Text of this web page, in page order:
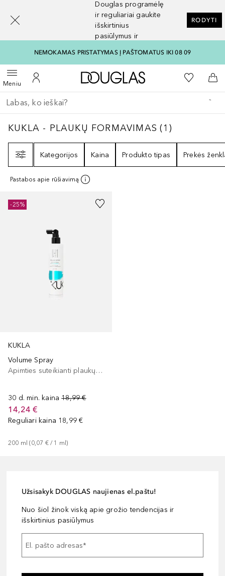
Douglas programėlę
ir reguliariai gaukite
išskirtinius
pasiūlymus ir
RODYTI
NEMOKAMAS PRISTATYMAS Į PAŠTOMATUS IKI 08 09
MeniuAtidaryti meniuĮ mano paskyrą
Į Douglas pagrindinį
Į mano
Į
Grįžk atgal
Vykdykite paiešką
KUKLA - PLAUKŲ FORMAVIMAS 1
KUKLA - PLAUKŲ FORMAVIMAS (1 )
Kategorijos
Kaina Produkto tipas Prekės
Pastabos apie rūšiavimą
KUKLA
Volume Spray
Apimties suteikianti plaukų priemonė
30 d. min. kaina 18,99 €
14,24 €
Reguliari kaina 18,99 €
200 ml (0,07 € / 1 ml)
-25%
Užsisakyk DOUGLAS naujienas el.paštu!
Nuo šiol žinok viską apie grožio tendencijas ir
išskirtinius pasiūlymus
El. pašto adresas*
[navigation.slideout.screenreader]